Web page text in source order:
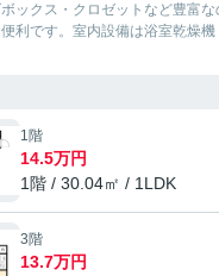
ックス・クロゼットなど豊富
利です。室内設備は浴室乾燥
1階
14.5万円
1階 / 30.04㎡ / 1LDK
3階
13.7万円